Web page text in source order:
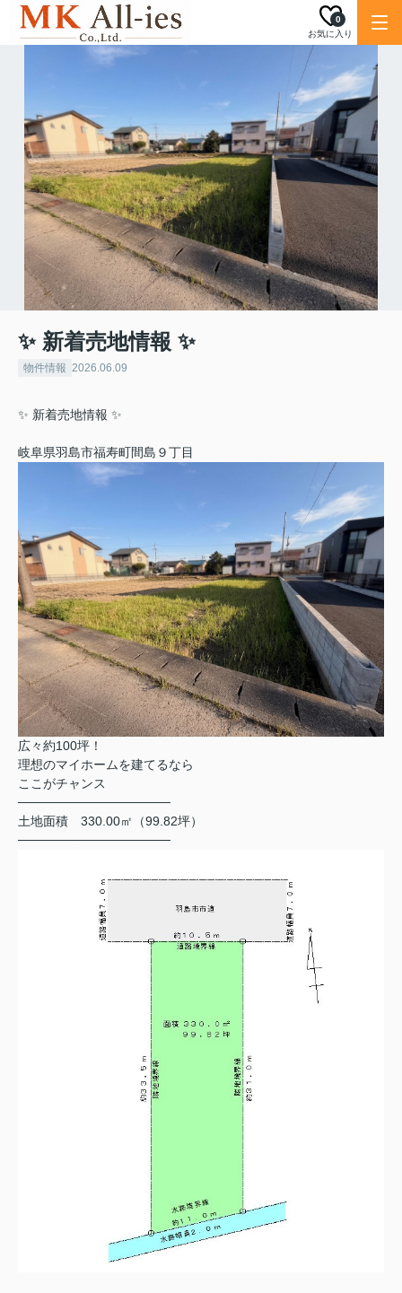
お気に入り
0
✨ 新着売地情報 ✨
物件情報 2026.06.09
✨ 新着売地情報 ✨
岐阜県羽島市福寿町間島９丁目
広々約100坪！
理想のマイホームを建てるなら
ここがチャンス
─────────────────
土地面積 330.00㎡（99.82坪）
─────────────────